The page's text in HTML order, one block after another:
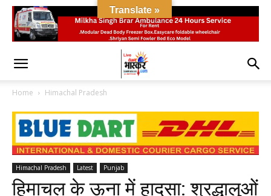
Home Himachal Pradesh
Himachal Pradesh Latest Punjab
हिमाचल के ऊना में हादसा: श्रद्धालुओं
Translate »